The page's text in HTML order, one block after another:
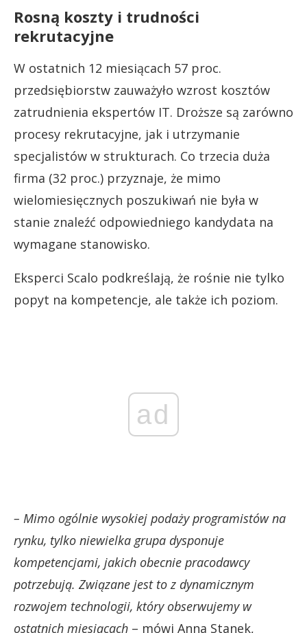
Rosną koszty i trudności
rekrutacyjne
W ostatnich 12 miesiącach 57 proc.
przedsiębiorstw zauważyło wzrost kosztów
zatrudnienia ekspertów IT. Droższe są zarówno
procesy rekrutacyjne, jak i utrzymanie
specjalistów w strukturach. Co trzecia duża
firma (32 proc.) przyznaje, że mimo
wielomiesięcznych poszukiwań nie była w
stanie znaleźć odpowiedniego kandydata na
wymagane stanowisko.
Eksperci Scalo podkreślają, że rośnie nie tylko
popyt na kompetencje, ale także ich poziom.
ad
– Mimo ogólnie wysokiej podaży programistów na
rynku, tylko niewielka grupa dysponuje
kompetencjami, jakich obecnie pracodawcy
potrzebują. Związane jest to z dynamicznym
rozwojem technologii, który obserwujemy w
ostatnich miesiącach – mówi Anna Stanek,